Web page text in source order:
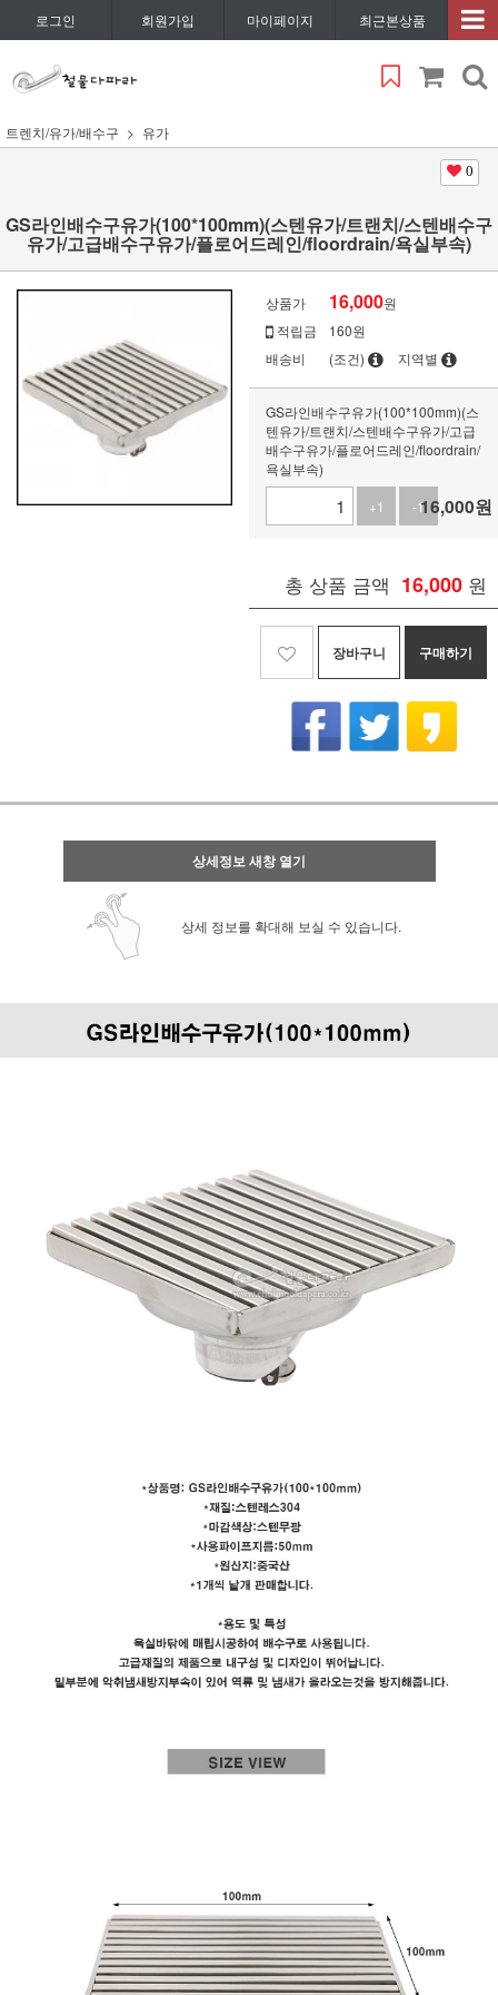
로그인 회원가입 마이페이지 최근본상품
트렌치/유가/배수구 유가
0
GS라인배수구유가(100*100mm)(스텐유가/트랜치/스텐배수구
유가/고급배수구유가/플로어드레인/floordrain/욕실부속)
상품가 16,000원
적립금
160원
배송비
(조건) 지역별
GS라인배수구유가(100*100mm)(스
텐유가/트랜치/스텐배수구유가/고급
배수구유가/플로어드레인/floordrain/
욕실부속)
+1
-116,000원
총 상품 금액 16,000 원
장바구니 구매하기
상세정보 새창 열기
상세 정보를 확대해 보실 수 있습니다.